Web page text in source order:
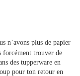
n’avons plus de papier
forcément trouver de
des tupperware en
pour ton retour en